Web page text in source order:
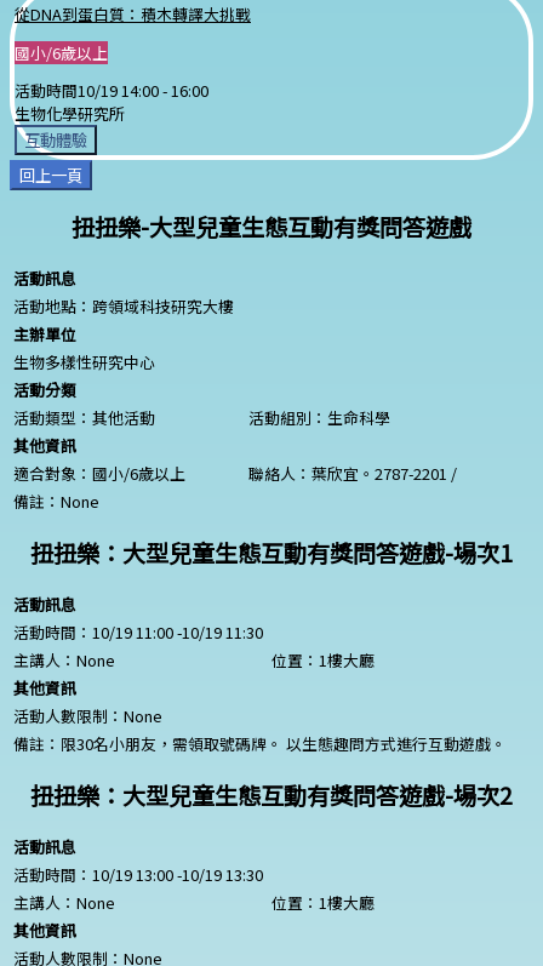
從DNA到蛋白質：積木轉譯大挑戰
國小/6歲以上
活動時間10/19 14:00 -16:00
生物化學研究所
互動體驗
回上一頁
扭扭樂-大型兒童生態互動有獎問答遊戲
活動訊息
活動地點：跨領域科技研究大樓
主辦單位
生物多樣性研究中心
活動分類
活動類型：其他活動
活動組別：生命科學
其他資訊
適合對象：國小/6歲以上
聯絡人：葉欣宜。2787-2201 /
備註： None
扭扭樂：大型兒童生態互動有獎問答遊戲-場次1
活動訊息
活動時間：10/19 11:00 -10/19 11:30
主講人： None
位置：1樓大廳
其他資訊
活動人數限制： None
備註：限30名小朋友，需領取號碼牌。 以生態趣問方式進行互動遊戲。
扭扭樂：大型兒童生態互動有獎問答遊戲-場次2
活動訊息
活動時間：10/19 13:00 -10/19 13:30
主講人： None
位置：1樓大廳
其他資訊
活動人數限制： None